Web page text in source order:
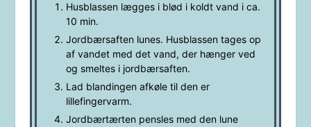
Husblassen lægges i blød i koldt vand i ca.
10 min.
Jordbærsaften lunes. Husblassen tages op
af vandet med det vand, der hænger ved
og smeltes i jordbærsaften.
Lad blandingen afkøle til den er
lillefingervarm.
Jordbærtærten pensles med den lune